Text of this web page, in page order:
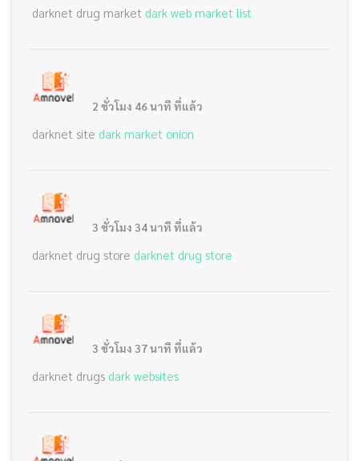
darknet drug market dark web market list
2 ชั่วโมง 46 นาที ที่แล้ว
darknet site dark market onion
3 ชั่วโมง 34 นาที ที่แล้ว
darknet drug store darknet drug store
3 ชั่วโมง 37 นาที ที่แล้ว
darknet drugs dark websites